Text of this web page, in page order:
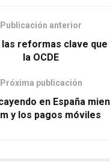
Publicación anterior
las reformas clave
la OCDE
Próxima publicación
en España
y los pagos móviles